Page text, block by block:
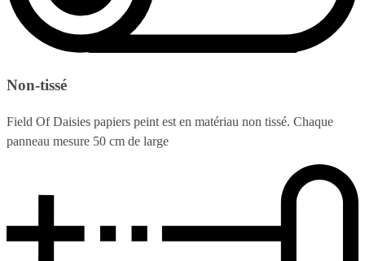
Non-tissé
Field Of Daisies papiers peint est en matériau non tissé. Chaque
panneau mesure 50 cm de large